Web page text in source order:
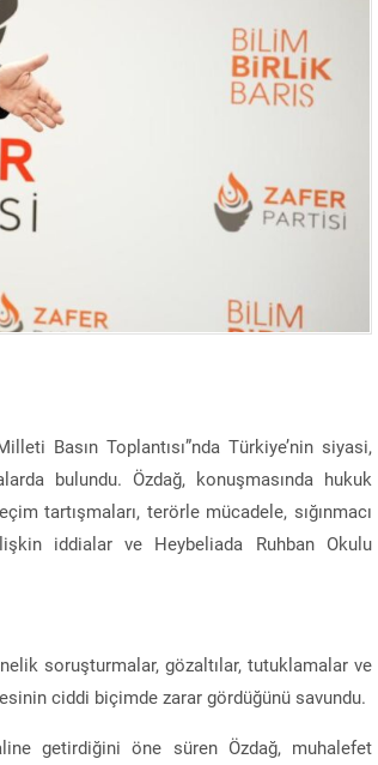
Basın Toplantısı”nda Türkiye’nin siyasi,
bulundu. Özdağ, konuşmasında hukuk
tartışmaları, terörle mücadele, sığınmacı
iddialar ve Heybeliada Ruhban Okulu
soruşturmalar, gözaltılar, tutuklamalar ve
ciddi biçimde zarar gördüğünü savundu.
getirdiğini öne süren Özdağ, muhalefet